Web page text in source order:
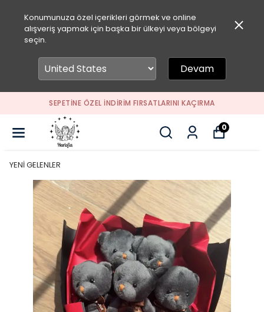
Konumunuza özel içerikleri görmek ve online
alışveriş yapmak için başka bir ülkeyi veya bölgeyi
seçin.
Devam
SEPETİNE ÖZEL İNDİRİM FIRSATLARINI KAÇIRMA
0
YENİ GELENLER